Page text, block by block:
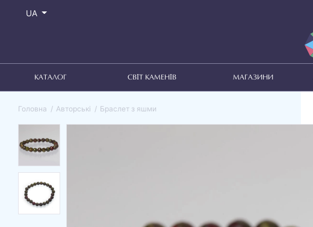
UA
КАТАЛОГ СВІТ КАМЕНІВ МАГАЗИНИ
Головна Авторські Браслет з яшми